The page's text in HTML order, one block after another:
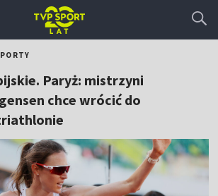
Paryż: mistrzyni
chce wrócić do